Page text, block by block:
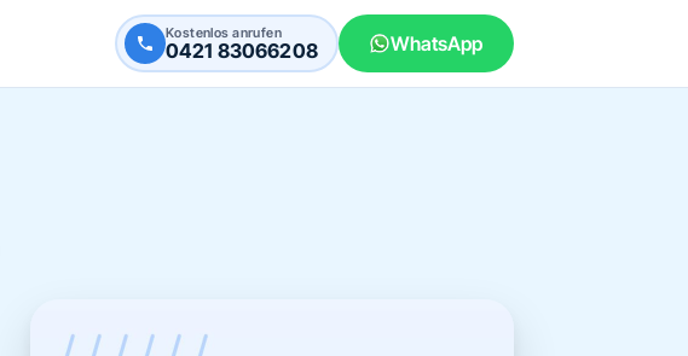
Kostenlos anrufen
0421 83066208 WhatsApp